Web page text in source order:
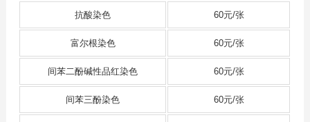
抗酸染色 60元/张
富尔根染色 60元/张
间苯二酚碱性品红染色 60元/张
间苯三酚染色 60元/张